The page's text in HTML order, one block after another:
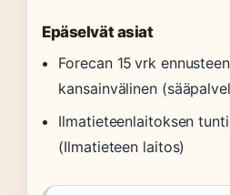
Epäselvät asiat
Forecan 15 vrk
kansainvälinen
Ilmatieteenlaitoksen
(Ilmatieteen laitos)